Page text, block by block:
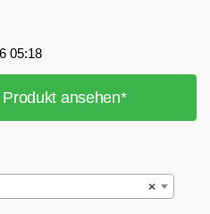
05:18
ansehen*
×